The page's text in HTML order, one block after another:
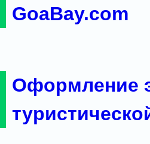
GoaBay.com
Оформление